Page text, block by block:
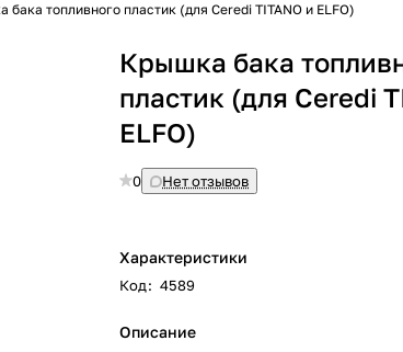
бака топливного пластик (для Ceredi TITANO и ELFO)
Крышка бака
пластик (для Ceredi
ELFO)
0 Нет отзывов
Характеристики
Код: 4589
Описание